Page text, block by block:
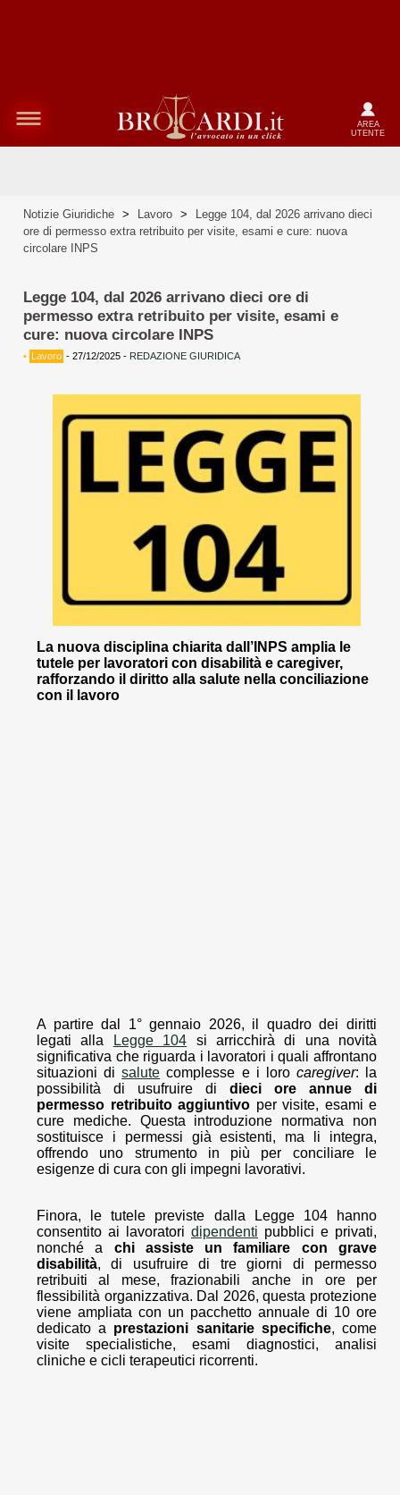
AREA
UTENTE
Notizie Giuridiche > Lavoro >
Legge 104, dal 2026 arrivano dieci
ore di permesso extra retribuito per visite, esami e cure: nuova
circolare INPS
Legge 104, dal 2026 arrivano dieci ore di
permesso extra retribuito per visite, esami e
cure: nuova circolare INPS
• Lavoro - 27/12/2025 - REDAZIONE GIURIDICA
La nuova disciplina chiarita dall’INPS amplia le
tutele per lavoratori con disabilità e caregiver,
rafforzando il diritto alla salute nella conciliazione
con il lavoro
A partire dal 1° gennaio 2026, il quadro dei diritti
legati alla
Legge 104 si arricchirà di una novità
significativa che riguarda i lavoratori i quali affrontano
situazioni disalute complesse e i loro caregiver: la
possibilità di usufruire di dieci ore annue di
permesso retribuito aggiuntivo per visite, esami e
cure mediche. Questa introduzione normativa non
sostituisce i permessi già esistenti, ma li integra,
offrendo uno strumento in più per conciliare le
esigenze di cura con gli impegni lavorativi.
Finora, le tutele previste dalla Legge 104 hanno
consentito ai lavoratori dipendenti pubblici e privati,
nonché a chi assiste un familiare con grave
disabilità, di usufruire di tre giorni di permesso
retribuiti al mese, frazionabili anche in ore per
flessibilità organizzativa. Dal 2026, questa protezione
viene ampliata con un pacchetto annuale di 10 ore
dedicato a prestazioni sanitarie specifiche, come
visite specialistiche, esami diagnostici, analisi
cliniche e cicli terapeutici ricorrenti.